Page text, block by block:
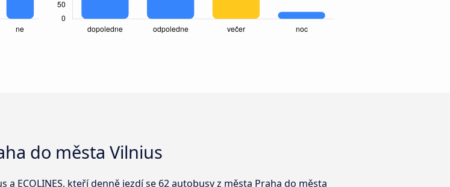
do města Vilnius
ECOLINES, kteří denně jezdí se 62 autobusy z města Praha do města